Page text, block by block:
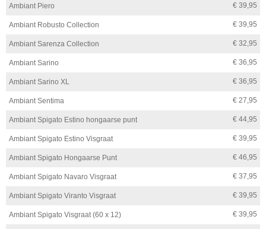
Ambiant Piero € 39,95
Ambiant Robusto Collection € 39,95
Ambiant Sarenza Collection € 32,95
Ambiant Sarino € 36,95
Ambiant Sarino XL € 36,95
Ambiant Sentima € 27,95
Ambiant Spigato Estino hongaarse punt € 44,95
Ambiant Spigato Estino Visgraat € 39,95
Ambiant Spigato Hongaarse Punt € 46,95
Ambiant Spigato Navaro Visgraat € 37,95
Ambiant Spigato Viranto Visgraat € 39,95
Ambiant Spigato Visgraat (60 x 12) € 39,95